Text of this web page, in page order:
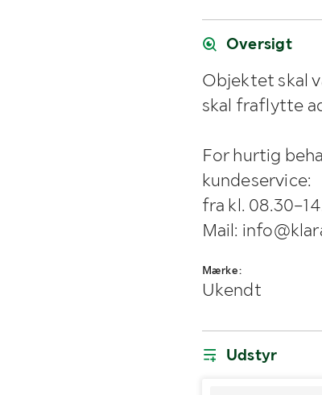
Oversigt
Objektet skal
skal fraflytte
For hurtig
kundeservice:
fra kl.
Mail:
Mærke:
Ukendt
Udstyr